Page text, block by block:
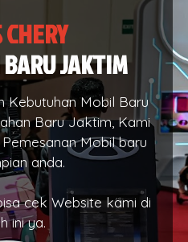
JAKTIM
Kebutuhan Mobil Baru
Baru Jaktim, Kami
Mobil baru
anda.
cek Website kami di
ini ya.